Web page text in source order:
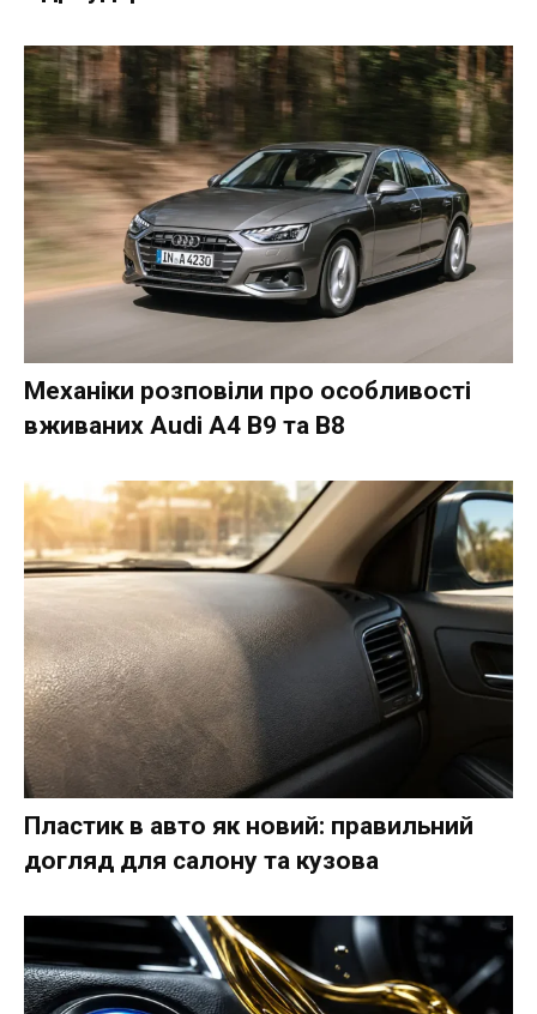
Механіки розповіли про особливості
вживаних Audi A4 B9 та B8
Пластик в авто як новий: правильний
догляд для салону та кузова